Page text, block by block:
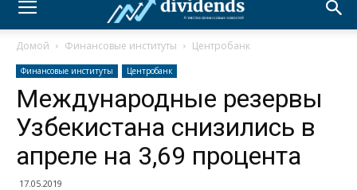
Домой Финансовые институты Центробанк
Финансовые институты Центробанк
Международные резервы
Узбекистана снизились в
апреле на 3,69 процента
17.05.2019